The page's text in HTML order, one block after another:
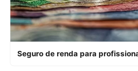
Seguro de renda para